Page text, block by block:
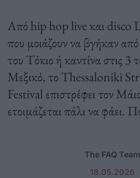
Από hip hop live και disco
που μοιάζουν να βγήκαν
του Τόκιο ή καντίνα στις 3
Μεξικό, το Thessaloniki
Festival επιστρέφει τον
ετοιμάζεται πάλι να φάει.
The FAQ Team
18.05.2026